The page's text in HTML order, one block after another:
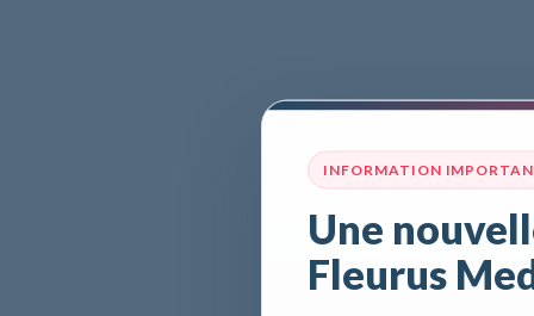
INFORMATION
Une
Fleurus